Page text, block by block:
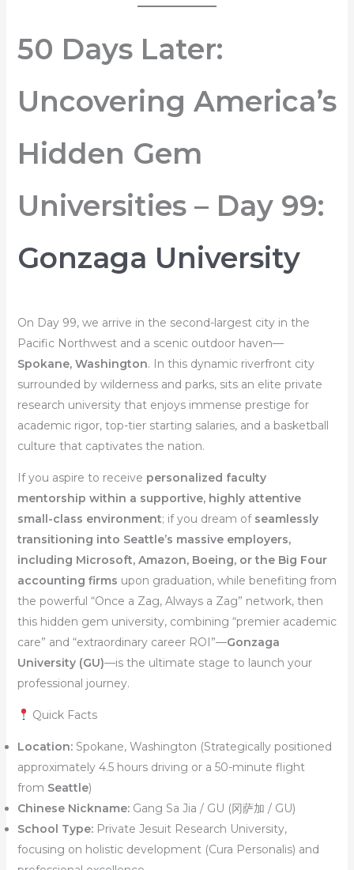
50 Days Later:
Uncovering America’s
Hidden Gem
Universities – Day 99:
Gonzaga University
On Day 99, we arrive in the second-largest city in the
Pacific Northwest and a scenic outdoor haven—
Spokane, Washington. In this dynamic riverfront city
surrounded by wilderness and parks, sits an elite private
research university that enjoys immense prestige for
academic rigor, top-tier starting salaries, and a basketball
culture that captivates the nation.
If you aspire to receive personalized faculty
mentorship within a supportive, highly attentive
small-class environment; if you dream of seamlessly
transitioning into Seattle’s massive employers,
including Microsoft, Amazon, Boeing, or the Big Four
accounting firms upon graduation, while benefiting from
the powerful “Once a Zag, Always a Zag” network, then
this hidden gem university, combining “premier academic
care” and “extraordinary career ROI”—Gonzaga
University (GU)—is the ultimate stage to launch your
professional journey.
Quick Facts
Location:Spokane, Washington (Strategically positioned
approximately 4.5 hours driving or a 50-minute flight
from Seattle)
Chinese Nickname:Gang Sa Jia / GU (冈萨加 / GU)
School Type:Private Jesuit Research University,
focusing on holistic development (Cura Personalis) and